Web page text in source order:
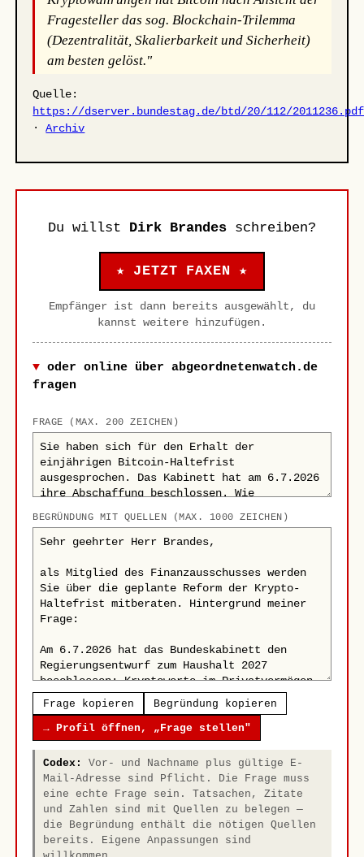
Fragesteller das sog. Blockchain-Trilemma
(Dezentralität, Skalierbarkeit und Sicherheit)
am besten gelöst."
Quelle:
https://dserver.bundestag.de/btd/20/112/2011236.pdf
·Archiv
Du willst Dirk Brandes schreiben?
★ JETZT FAXEN ★
Empfänger ist dann bereits ausgewählt, du
kannst weitere hinzufügen.
oder online über abgeordnetenwatch.de
fragen
FRAGE (MAX. 200 ZEICHEN)
BEGRÜNDUNG MIT QUELLEN (MAX. 1000 ZEICHEN)
Frage kopieren Begründung kopieren
→ Profil öffnen, „Frage stellen"
Codex:
Vor- und Nachname plus gültige E-
Mail-Adresse sind Pflicht. Die Frage muss
eine echte Frage sein. Tatsachen, Zitate
und Zahlen sind mit Quellen zu belegen —
die Begründung enthält die nötigen Quellen
bereits. Eigene Anpassungen sind